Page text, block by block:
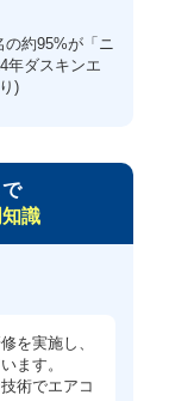
約95%が「ニ
年ダスキンエ
)
識
を実施し、
ます。
術でエアコ